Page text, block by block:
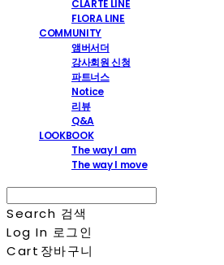
CLARTÉ LINE
FLORA LINE
COMMUNITY
앰버서더
강사회원 신청
파트너스
Notice
리뷰
Q&A
LOOKBOOK
The way I am
The way I move
Search 검색
Log In 로그인
Cart 장바구니